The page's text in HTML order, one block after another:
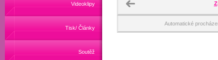
Videoklipy
Tisk/ Články
Soutěž
Automatické